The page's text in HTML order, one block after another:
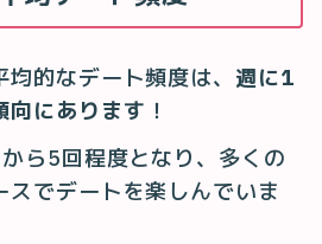
的なデート頻度は、 週に1
向にあります ！
ら5回程度となり、多くの
スでデートを楽しんでいま